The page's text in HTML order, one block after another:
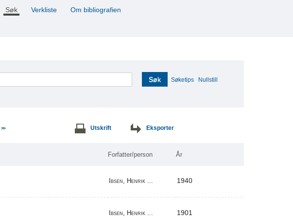
Søk Verkliste Om bibliografien
Søk Søketips Nullstill
>> Utskrift Eksporter
Forfatter/person År
Ibsen, Henrik ... 1940
Ibsen, Henrik ... 1901